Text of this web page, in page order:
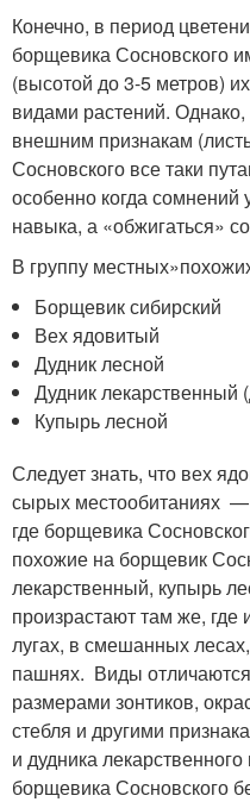
Конечно, в период
борщевика Сосновского
(высотой до 3-5 метров)
видами растений. Однако,
внешним признакам
Сосновского все таки
особенно когда
навыка, а «обжигаться»
В группу
Борщевик сибирский
Вех ядовитый
Дудник лесной
Дудник лекарственный
Купырь лесной
Следует знать, что вех
сырых местообитаниях —
где борщевика
похожие на борщевик
лекарственный, купырь
произрастают там же,
лугах, в смешанных
пашнях. Виды
размерами зонтиков,
стебля и другими
и дудника
борщевика Сосновского